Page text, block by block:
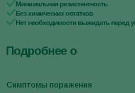
Минимальная резистентность
Без химических остатков
Нет необходимости выжидать перед
Подробнее о
Симптомы поражения